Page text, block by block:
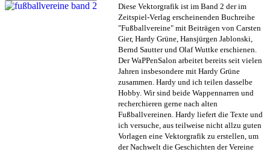
Diese Vektorgrafik ist im Band 2 der im
Zeitspiel-Verlag erscheinenden Buchreihe
"Fußballvereine" mit Beiträgen von Carsten
Gier, Hardy Grüne, Hansjürgen Jablonski,
Bernd Sautter und Olaf Wuttke erschienen.
Der WaPPenSalon arbeitet bereits seit vielen
Jahren insbesondere mit Hardy Grüne
zusammen. Hardy und ich teilen dasselbe
Hobby. Wir sind beide Wappennarren und
recherchieren gerne nach alten
Fußballvereinen. Hardy liefert die Texte und
ich versuche, aus teilweise nicht allzu guten
Vorlagen eine Vektorgrafik zu erstellen, um
der Nachwelt die Geschichten der Vereine